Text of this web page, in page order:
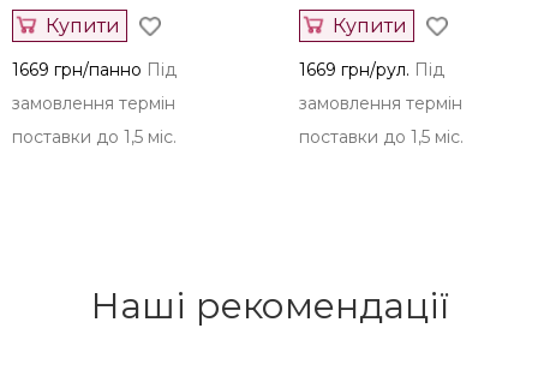
AS Creation
1669 грн/панно Під
AS Creation
1669 грн/рул. Під